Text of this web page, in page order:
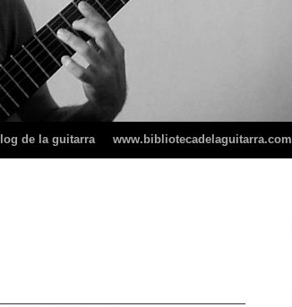
de la guitarra www.bibliotecadelaguitarra.com